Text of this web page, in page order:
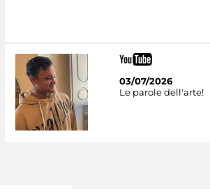
03/07/2026
Le parole dell'arte!